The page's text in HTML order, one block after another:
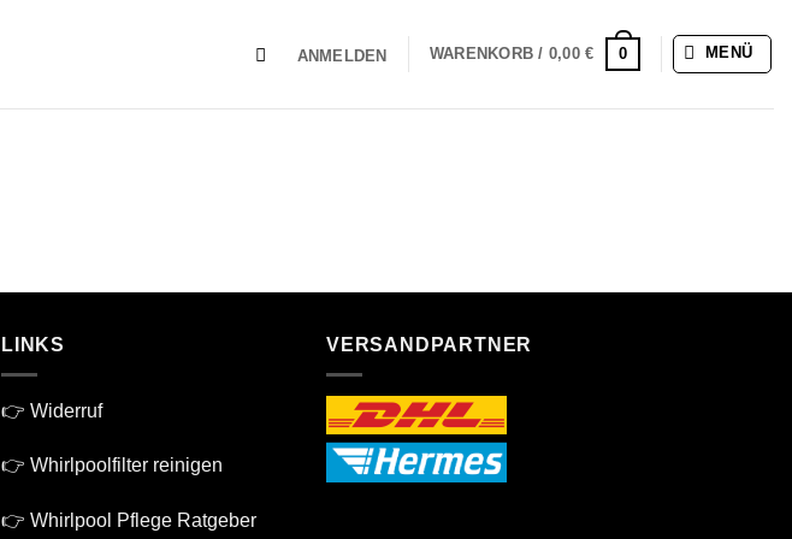
ANMELDEN WARENKORB / 0,00€ 0 MENÜ
LINKS
👉 Widerruf
👉 Whirlpoolfilter reinigen
👉 Whirlpool Pflege Ratgeber
VERSANDPARTNER